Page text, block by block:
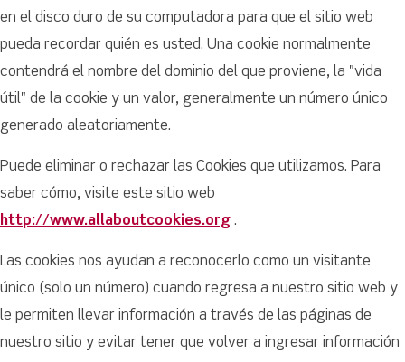
en el disco duro de su computadora para que el sitio web
pueda recordar quién es usted. Una cookie normalmente
contendrá el nombre del dominio del que proviene, la "vida
útil" de la cookie y un valor, generalmente un número único
generado aleatoriamente.
Puede eliminar o rechazar las Cookies que utilizamos. Para
saber cómo, visite este sitio web
http://www.allaboutcookies.org .
Las cookies nos ayudan a reconocerlo como un visitante
único (solo un número) cuando regresa a nuestro sitio web y
le permiten llevar información a través de las páginas de
nuestro sitio y evitar tener que volver a ingresar información